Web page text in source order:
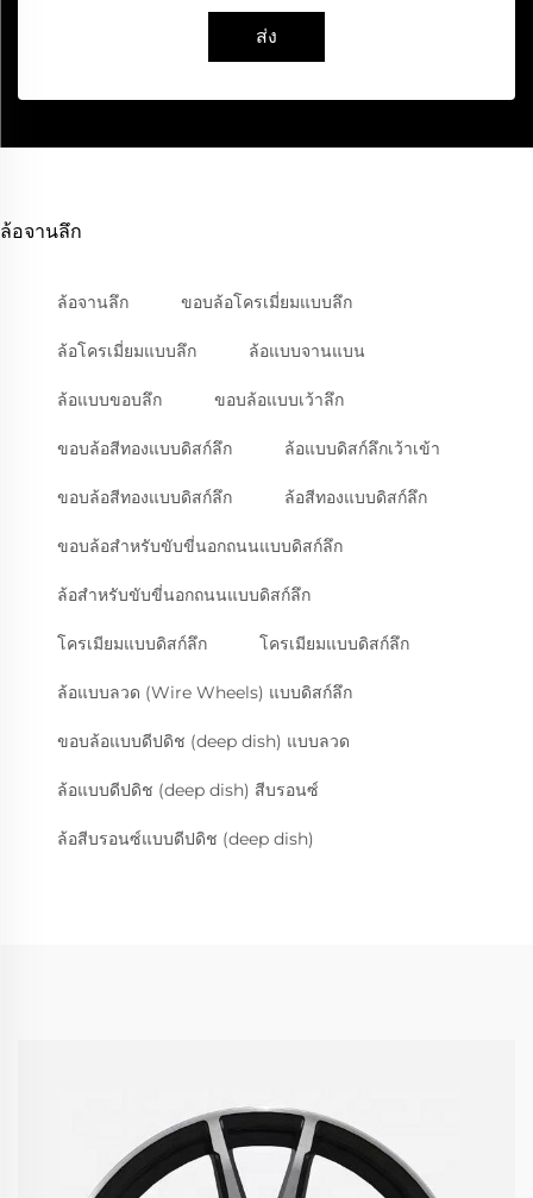
ส่ง
ล้อจานลึก
ล้อจานลึก ขอบล้อโครเมี่ยมแบบลึก
ล้อโครเมี่ยมแบบลึก ล้อแบบจานแบน
ล้อแบบขอบลึก ขอบล้อแบบเว้าลึก
ขอบล้อสีทองแบบดิสก์ลึก ล้อแบบดิสก์ลึกเว้าเข้า
ขอบล้อสีทองแบบดิสก์ลึก ล้อสีทองแบบดิสก์ลึก
ขอบล้อสำหรับขับขี่นอกถนนแบบดิสก์ลึก
ล้อสำหรับขับขี่นอกถนนแบบดิสก์ลึก
โครเมียมแบบดิสก์ลึก โครเมียมแบบดิสก์ลึก
ล้อแบบลวด (Wire Wheels) แบบดิสก์ลึก
ขอบล้อแบบดีปดิช (deep dish) แบบลวด
ล้อแบบดีปดิช (deep dish) สีบรอนซ์
ล้อสีบรอนซ์แบบดีปดิช (deep dish)